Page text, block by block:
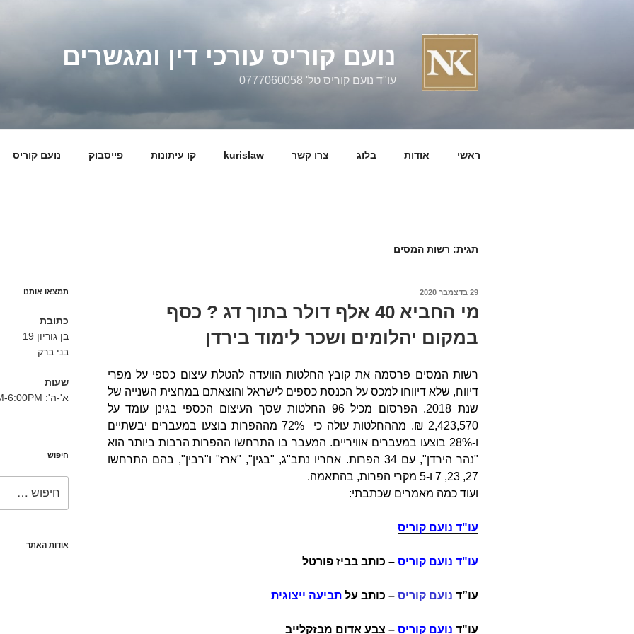
נועם קוריס עורכי דין ומגשרים
עו"ד נועם קוריס טל' 0777060058
ראשי אודות בלוג צרו קשר kurislaw קו עיתונות פייסבוק נועם קוריס
תגית: רשות המסים
פורסם
29 בדצמבר 2020
מי החביא 40 אלף דולר בתוך דג ? כסף
במקום יהלומים ושכר לימוד בירדן
רשות המסים פרסמה את קובץ החלטות הוועדה להטלת עיצום כספי על מפרי
דיווח, שלא דיווחו למכס על הכנסת כספים לישראל והוצאתם במחצית השנייה של
שנת 2018. הפרסום מכיל 96 החלטות שסך העיצום הכספי בגינן עומד על
2,423,570 ₪. מההחלטות עולה כי 72% מההפרות בוצעו במעברים יבשתיים
ו-28% בוצעו במעברים אוויריים. המעבר בו התרחשו ההפרות הרבות ביותר הוא
"נהר הירדן", עם 34 הפרות. אחריו נתב"ג, "בגין", "ארז" ו"רבין", בהם התרחשו
27, 23, 7 ו-5 מקרי הפרות, בהתאמה.
ועוד כמה מאמרים שכתבתי:
עו"ד נועם קוריס
עו"ד נועם קוריס – כותב בביז פורטל
עו”ד נועם קוריס – כותב על תביעה ייצוגית
עו"ד נועם קוריס – צבע אדום מבזקלייב
תמצאו אותנו
כתובת
בן גוריון 19
בני ברק
שעות
א'-ה': 8:30AM-6:00PM
חיפוש
אודות האתר